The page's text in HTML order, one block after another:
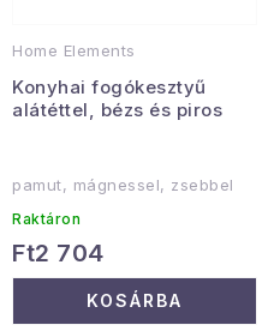
Home Elements
Konyhai fogókesztyű
alátéttel, bézs és piros
pamut, mágnessel, zsebbel
Raktáron
Ft2 704
KOSÁRBA